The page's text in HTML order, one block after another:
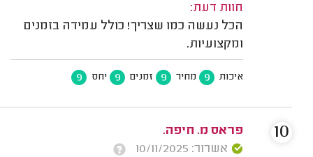
חוות דעת:
הכל נעשה כמו שצריך! כולל עמידה בזמנים
ומקצועיות.
איכות 9 מחיר 9 זמנים 9 יחס 9
פראס מ. חיפה.
אשרור: 10/11/2025
10